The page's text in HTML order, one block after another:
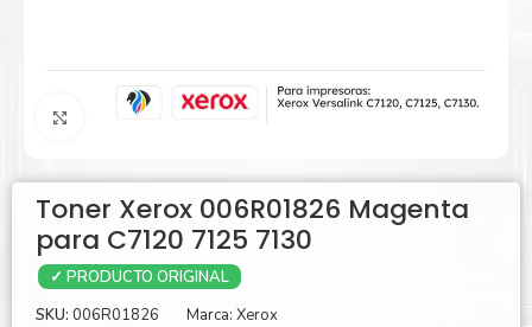
Agrandar
Toner Xerox 006R01826 Magenta
para C7120 7125 7130
✓ PRODUCTO ORIGINAL
SKU: 006R01826 Marca: Xerox